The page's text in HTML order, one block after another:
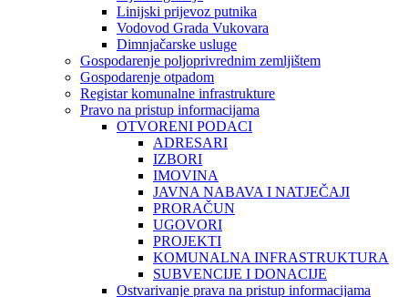
Linijski prijevoz putnika
Vodovod Grada Vukovara
Dimnjačarske usluge
Gospodarenje poljoprivrednim zemljištem
Gospodarenje otpadom
Registar komunalne infrastrukture
Pravo na pristup informacijama
OTVORENI PODACI
ADRESARI
IZBORI
IMOVINA
JAVNA NABAVA I NATJEČAJI
PRORAČUN
UGOVORI
PROJEKTI
KOMUNALNA INFRASTRUKTURA
SUBVENCIJE I DONACIJE
Ostvarivanje prava na pristup informacijama